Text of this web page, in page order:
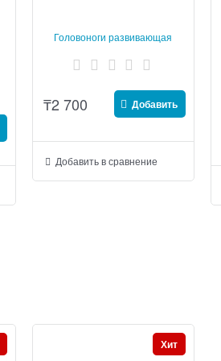
Головоноги развивающая
₸2 700 Добавить
Добавить в сравнение
Хит